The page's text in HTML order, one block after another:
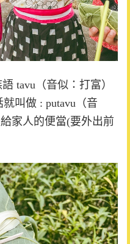
tavu（音似：打富）
叫做 : putavu（音
家人的便當(要外出前